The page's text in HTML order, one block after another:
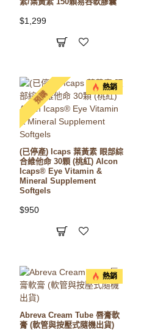
$1,299
熱銷
預購
(已停產) Icaps 葉黃素 眼部綜
合維他命 30顆 (桃紅) Alcon
Icaps® Eye Vitamin &
Mineral Supplement
Softgels
$950
熱銷
Abreva Cream Tube 唇膏軟
膏 (軟管與按壓式隨機出貨)